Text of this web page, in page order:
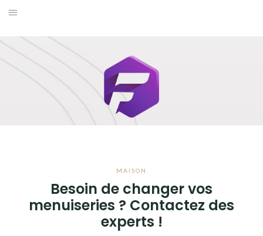
Skip
content
MAISON
Besoin de changer vos
menuiseries ? Contactez des
experts !